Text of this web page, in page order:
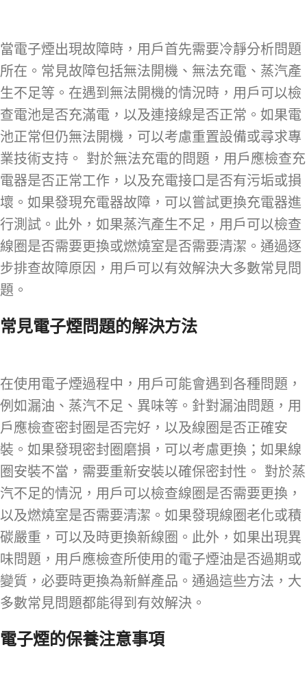
當電子煙出現故障時，用戶首先需要冷靜分析問題
所在。常見故障包括無法開機、無法充電、蒸汽產
生不足等。在遇到無法開機的情況時，用戶可以檢
查電池是否充滿電，以及連接線是否正常。如果電
池正常但仍無法開機，可以考慮重置設備或尋求專
業技術支持。 對於無法充電的問題，用戶應檢查充
電器是否正常工作，以及充電接口是否有污垢或損
壞。如果發現充電器故障，可以嘗試更換充電器進
行測試。此外，如果蒸汽產生不足，用戶可以檢查
線圈是否需要更換或燃燒室是否需要清潔。通過逐
步排查故障原因，用戶可以有效解決大多數常見問
題。
常見電子煙問題的解決方法
在使用電子煙過程中，用戶可能會遇到各種問題，
例如漏油、蒸汽不足、異味等。針對漏油問題，用
戶應檢查密封圈是否完好，以及線圈是否正確安
裝。如果發現密封圈磨損，可以考慮更換；如果線
圈安裝不當，需要重新安裝以確保密封性。 對於蒸
汽不足的情況，用戶可以檢查線圈是否需要更換，
以及燃燒室是否需要清潔。如果發現線圈老化或積
碳嚴重，可以及時更換新線圈。此外，如果出現異
味問題，用戶應檢查所使用的電子煙油是否過期或
變質，必要時更換為新鮮產品。通過這些方法，大
多數常見問題都能得到有效解決。
電子煙的保養注意事項